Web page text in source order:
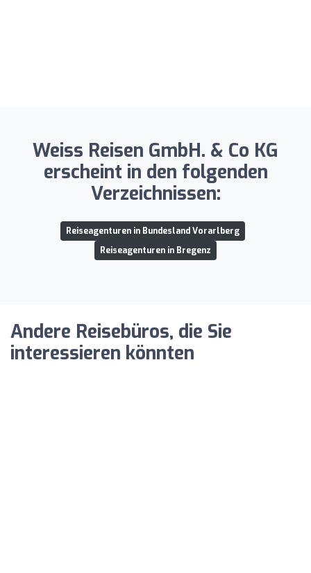
Weiss Reisen GmbH. & Co KG
erscheint in den folgenden
Verzeichnissen:
Reiseagenturen in Bundesland Vorarlberg
Reiseagenturen in Bregenz
Andere Reisebüros, die Sie
interessieren könnten